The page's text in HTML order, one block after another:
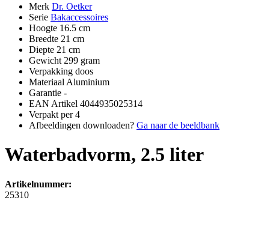
Merk Dr. Oetker
Serie Bakaccessoires
Hoogte 16.5 cm
Breedte 21 cm
Diepte 21 cm
Gewicht 299 gram
Verpakking doos
Materiaal Aluminium
Garantie -
EAN Artikel 4044935025314
Verpakt per 4
Afbeeldingen downloaden? Ga naar de beeldbank
Waterbadvorm, 2.5 liter
Artikelnummer:
25310